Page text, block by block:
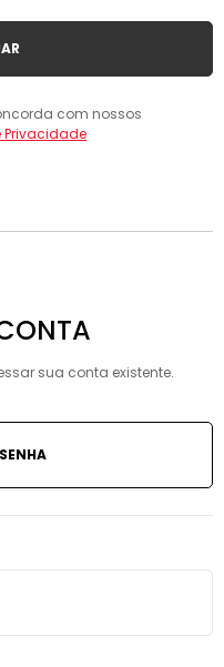
com nossos
Privacidade
sua conta existente.